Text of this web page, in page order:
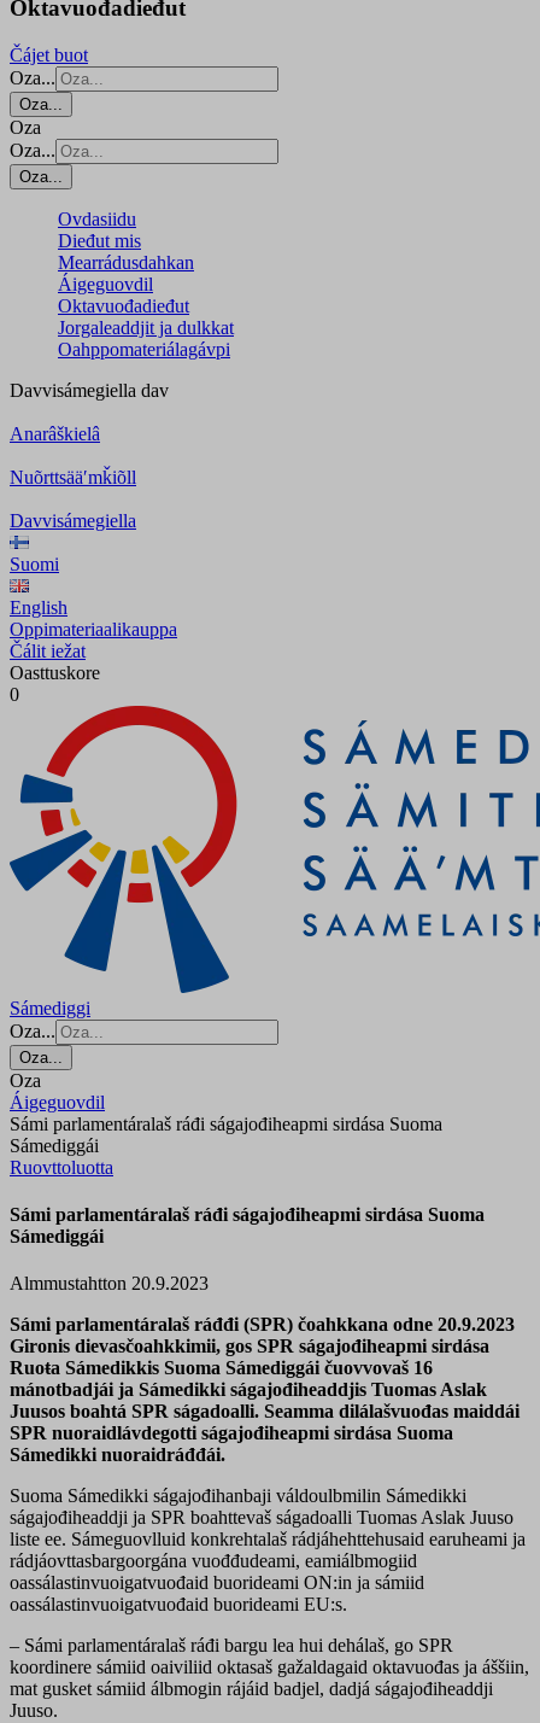
Oktavuođadieđut
Čájet buot
Oza...
Oza...
Oza
Oza...
Oza...
Ovdasiidu
Dieđut mis
Mearrádusdahkan
Áigeguovdil
Oktavuođadieđut
Jorgaleaddjit ja dulkkat
Oahppomateriálagávpi
Davvisámegiella dav
Anarâškielâ
Nuõrttsääʹmǩiõll
Davvisámegiella
Suomi
English
Oppimateriaalikauppa
Čálit iežat
Oasttuskore
0
Sámediggi
Oza...
Oza...
Oza
Áigeguovdil
Sámi parlamentáralaš ráđi ságajođiheapmi sirdása Suoma
Sámediggái
Ruovttoluotta
Sámi parlamentáralaš ráđi ságajođiheapmi sirdása Suoma
Sámediggái
Almmustahtton 20.9.2023
Sámi parlamentáralaš ráđđi (SPR) čoahkkana odne 20.9.2023
Gironis dievasčoahkkimii, gos SPR ságajođiheapmi sirdása
Ruoŧa Sámedikkis Suoma Sámediggái čuovvovaš 16
mánotbadjái ja Sámedikki ságajođiheaddjis Tuomas Aslak
Juusos boahtá SPR ságadoalli. Seamma dilálašvuođas maiddái
SPR nuoraidlávdegotti ságajođiheapmi sirdása Suoma
Sámedikki nuoraidráđđái.
Suoma Sámedikki ságajođihanbaji váldoulbmilin Sámedikki
ságajođiheaddji ja SPR boahttevaš ságadoalli Tuomas Aslak Juuso
liste ee. Sámeguovlluid konkrehtalaš rádjáhehttehusaid earuheami ja
rádjáovttasbargoorgána vuođđudeami, eamiálbmogiid
oassálastinvuoigatvuođaid buorideami ON:in ja sámiid
oassálastinvuoigatvuođaid buorideami EU:s.
– Sámi parlamentáralaš ráđi bargu lea hui dehálaš, go SPR
koordinere sámiid oaiviliid oktasaš gažaldagaid oktavuođas ja áššiin,
mat gusket sámiid álbmogin rájáid badjel, dadjá ságajođiheaddji
Juuso.